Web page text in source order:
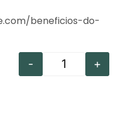
beneficios-do-
- +